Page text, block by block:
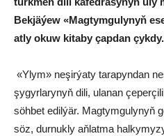
Bekjäýew «Magtymgulynyň
atly okuw kitaby çapdan çykdy.
«Ylym» neşirýaty tarapyndan
şygyrlarynyň dili, ulanan
söhbet edilýär. Magtymgulynyň
söz, durnukly aňlatma